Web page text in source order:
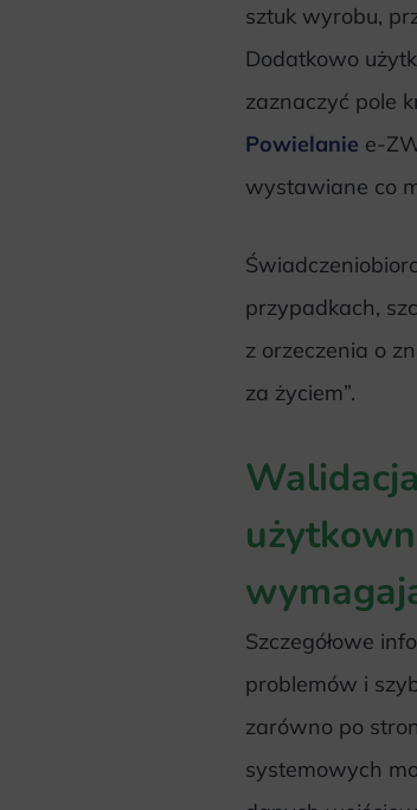
sztuk wyrobu,
Dodatkowo
zaznaczyć pole
Powielanie e-
wystawiane co
przypadkach,
z orzeczenia o
za życiem”.
Szczegółowe
problemów i
zarówno po
systemowych